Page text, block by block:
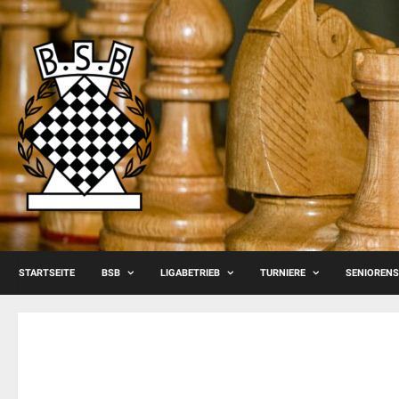
Skip
to
content
STARTSEITE BSB LIGABETRIEB TURNIERE